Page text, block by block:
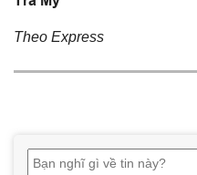
Theo Express